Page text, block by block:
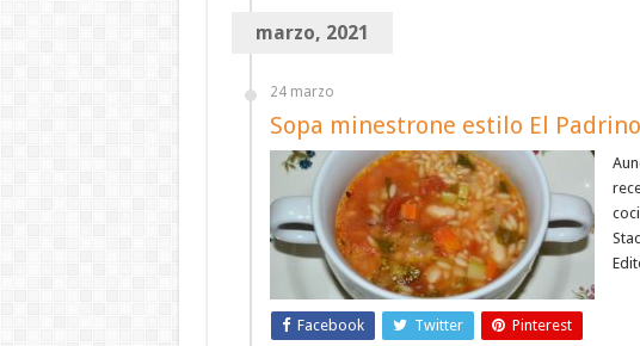
marzo, 2021
24 marzo
Sopa minestrone estilo El Padrino
Facebook Twitter Pinterest